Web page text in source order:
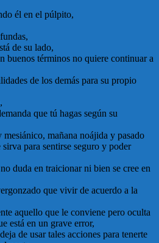
él en el púlpito,
de su lado,
buenos términos no quiere continuar a
de los demás para su propio
que tú hagas según su
mañana noájida y pasado
para sentirse seguro y poder
duda en traicionar ni bien se cree en
que vivir de acuerdo a la
aquello que le conviene pero oculta
está en un grave error,
de usar tales acciones para tenerte